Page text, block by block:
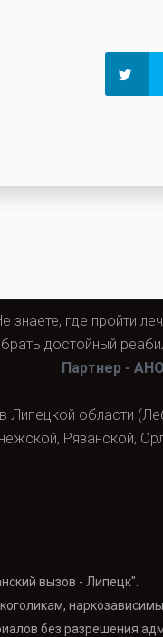
знаете, где пройти
достойный
Партнер -
области
Рязанской,
вызов - Липецк".
без разрешения